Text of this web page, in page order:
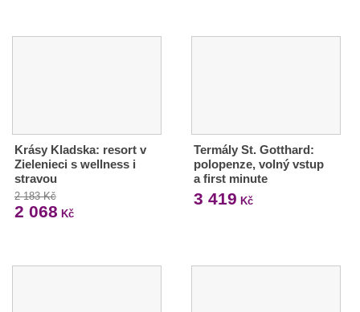
Krásy Kladska: resort v
Zielenieci s wellness i
stravou
2 183 Kč
2 068 Kč
Termály St. Gotthard:
polopenze, volný vstup
a first minute
3 419 Kč